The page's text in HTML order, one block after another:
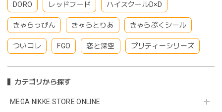
DORO レッドフード ハイスクールD×D
きゃらっぴん きゃらとりあ きゃらぷくシール
ついコレ FGO 恋と深空 プリティーシリーズ
カテゴリから探す
MEGA NIKKE STORE ONLINE